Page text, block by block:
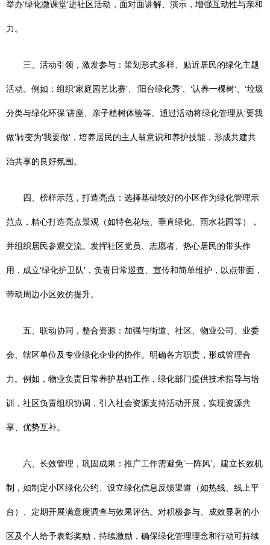
举办‘绿化微课堂’进社区活动，面对面讲解、演示，增强互动性与亲和
力。
三、活动引领，激发参与：策划形式多样、贴近居民的绿化主题
活动。例如：组织‘家庭园艺比赛’、‘阳台绿化秀’、‘认养一棵树’、‘垃圾
分类与绿化环保’讲座、亲子植树体验等。通过活动将绿化管理从‘要我
做’转变为‘我要做’，培养居民的主人翁意识和养护技能，形成共建共
治共享的良好氛围。
四、榜样示范，打造亮点：选择基础较好的小区作为绿化管理示
范点，精心打造亮点景观（如特色花坛、垂直绿化、雨水花园等），
并组织居民参观交流。发挥社区党员、志愿者、热心居民的带头作
用，成立‘绿化护卫队’，负责日常巡查、宣传和简单维护，以点带面，
带动周边小区效仿提升。
五、联动协同，整合资源：加强与街道、社区、物业公司、业委
会、辖区单位及专业绿化企业的协作。明确各方职责，形成管理合
力。例如，物业负责日常养护基础工作，绿化部门提供技术指导与培
训，社区负责组织协调，引入社会资源支持活动开展，实现资源共
享、优势互补。
六、长效管理，巩固成果：推广工作需避免‘一阵风’。建立长效机
制，如制定小区绿化公约、设立绿化信息反馈渠道（如热线、线上平
台）、定期开展满意度调查与效果评估。对积极参与、成效显著的小
区及个人给予表彰奖励，持续激励，确保绿化管理理念和行动可持续